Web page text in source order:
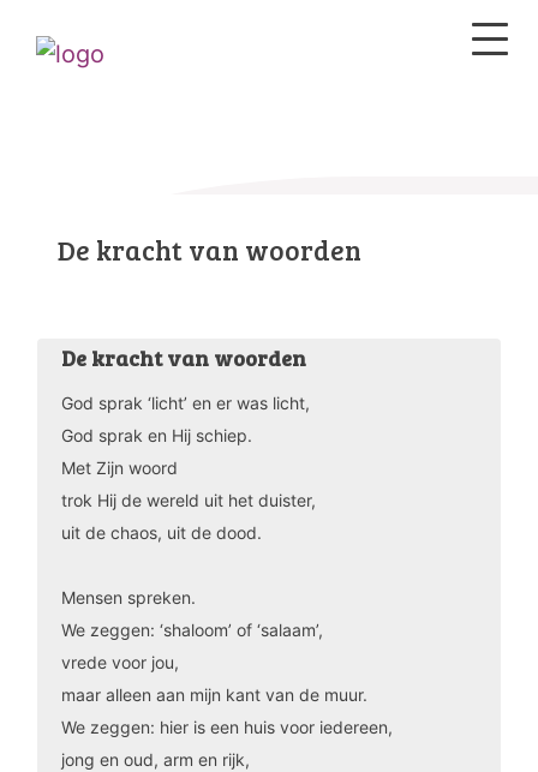
De kracht van woorden
De kracht van woorden
God sprak ‘licht’ en er was licht,
God sprak en Hij schiep.
Met Zijn woord
trok Hij de wereld uit het duister,
uit de chaos, uit de dood.
Mensen spreken.
We zeggen: ‘shaloom’ of ‘salaam’,
vrede voor jou,
maar alleen aan mijn kant van de muur.
We zeggen: hier is een huis voor iedereen,
jong en oud, arm en rijk,